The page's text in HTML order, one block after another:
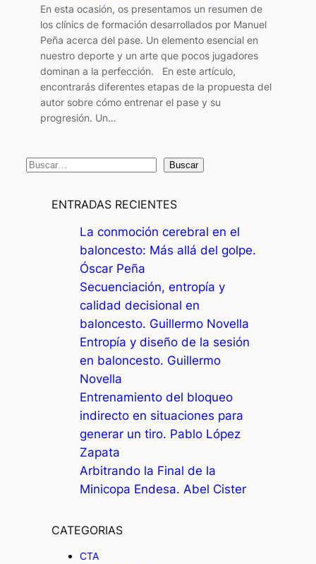
En esta ocasión, os presentamos un resumen de
los clínics de formación desarrollados por Manuel
Peña acerca del pase. Un elemento esencial en
nuestro deporte y un arte que pocos jugadores
dominan a la perfección. En este artículo,
encontrarás diferentes etapas de la propuesta del
autor sobre cómo entrenar el pase y su
progresión. Un…
B
Buscar
ENTRADAS RECIENTES
La conmoción cerebral en el
baloncesto: Más allá del golpe.
Óscar Peña
Secuenciación, entropía y
calidad decisional en
baloncesto. Guillermo Novella
Entropía y diseño de la sesión
en baloncesto. Guillermo
Novella
Entrenamiento del bloqueo
indirecto en situaciones para
generar un tiro. Pablo López
Zapata
Arbitrando la Final de la
Minicopa Endesa. Abel Cister
CATEGORIAS
CTA